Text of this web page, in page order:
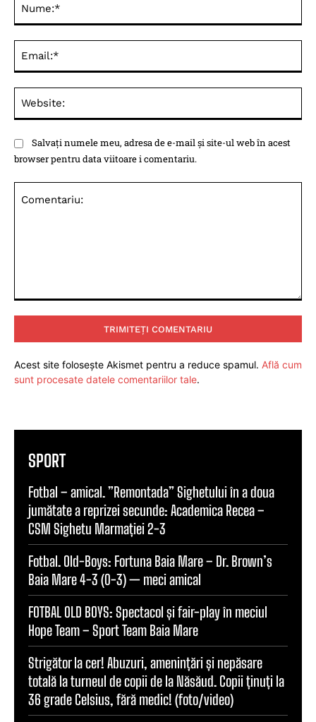
Salvați numele meu, adresa de e-mail și site-ul web în acest
browser pentru data viitoare i comentariu.
Acest site folosește Akismet pentru a reduce spamul. Află cum
sunt procesate datele comentariilor tale.
SPORT
Fotbal – amical. ”Remontada” Sighetului în a doua
jumătate a reprizei secunde: Academica Recea –
CSM Sighetu Marmației 2-3
Fotbal. Old-Boys: Fortuna Baia Mare – Dr. Brown’s
Baia Mare 4-3 (0-3) — meci amical
FOTBAL OLD BOYS: Spectacol și fair-play în meciul
Hope Team – Sport Team Baia Mare
Strigător la cer! Abuzuri, amenințări și nepăsare
totală la turneul de copii de la Năsăud. Copii ținuți la
36 grade Celsius, fără medic! (foto/video)